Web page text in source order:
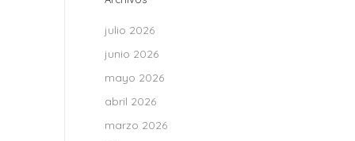
julio 2026
junio 2026
mayo 2026
abril 2026
marzo 2026